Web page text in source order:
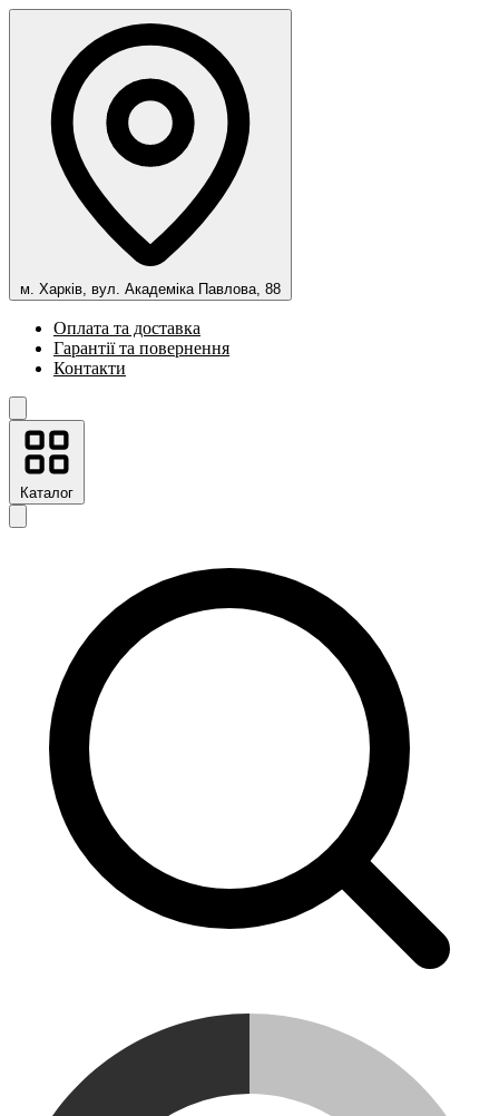
м. Харків, вул. Академіка Павлова, 88
Оплата та доставка
Гарантії та повернення
Контакти
Каталог